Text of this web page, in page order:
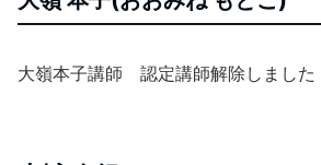
大嶺本子講師 認定講師解除しました